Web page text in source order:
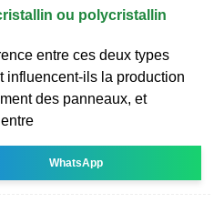
ou polycristallin
entre ces deux types
influencent-ils la production
des panneaux, et
WhatsApp